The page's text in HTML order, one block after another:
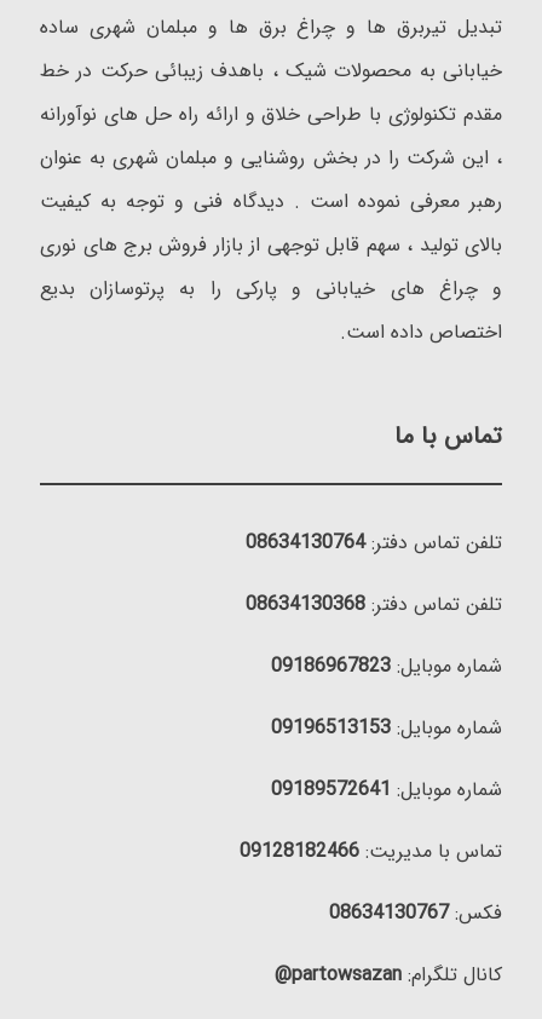
تبدیل تیربرق ها و چراغ برق ها و مبلمان شهری ساده
خیابانی به محصولات شیک ، باهدف زیبائی حرکت در خط
مقدم تکنولوژی با طراحی خلاق و ارائه راه حل های نوآورانه
، این شرکت را در بخش روشنایی و مبلمان شهری به عنوان
رهبر معرفی نموده است . دیدگاه فنی و توجه به کیفیت
بالای تولید ، سهم قابل توجهی از بازار فروش برج های نوری
و چراغ های خیابانی و پارکی را به پرتوسازان بدیع
اختصاص داده است.
تماس با ما
تلفن تماس دفتر:08634130764
تلفن تماس دفتر:08634130368
شماره موبایل:09186967823
شماره موبایل:09196513153
شماره موبایل: 09189572641
تماس با مدیریت:09128182466
فکس:08634130767
کانال تلگرام:partowsazan@